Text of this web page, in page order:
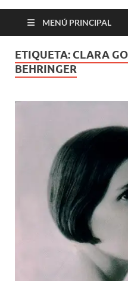
MENÚ PRINCIPAL
ETIQUETA: CLARA
BEHRINGER